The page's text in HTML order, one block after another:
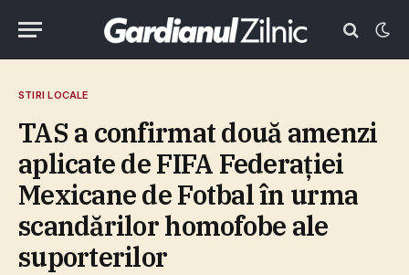
STIRI LOCALE
TAS a confirmat două amenzi
aplicate de FIFA Federaţiei
Mexicane de Fotbal în urma
scandărilor homofobe ale
suporterilor